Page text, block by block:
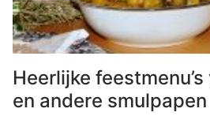
Heerlijke
en andere smulpapen